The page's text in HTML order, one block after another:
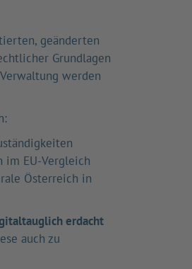
geänderten
Grundlagen
werden
im EU-Vergleich
Österreich in
erdacht
auch zu